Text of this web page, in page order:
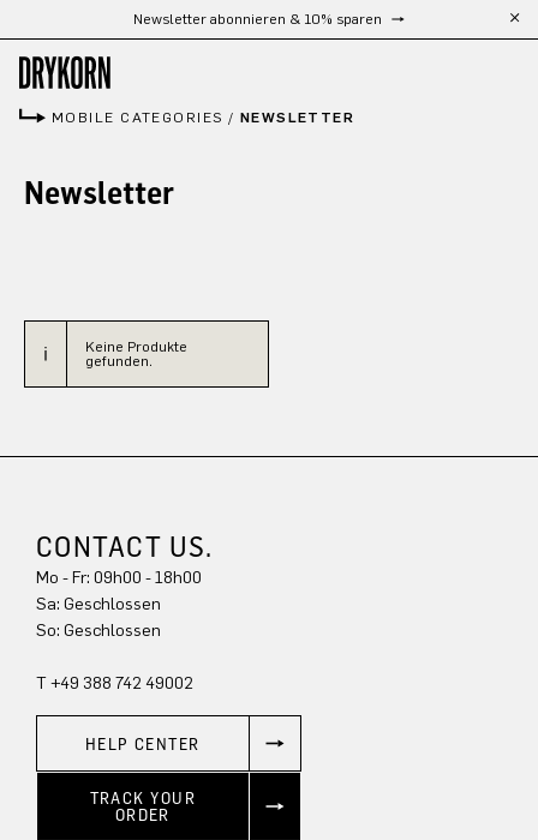
Zum Hauptinhalt springenNewsletter abonnieren & 10% sparen
MOBILE CATEGORIES / NEWSLETTER
Newsletter
Keine Produkte
gefunden.
CONTACT US.
Mo - Fr: 09h00 - 18h00
Sa: Geschlossen
So: Geschlossen
T +49 388 742 49002
HELP CENTER
TRACK YOUR
ORDER